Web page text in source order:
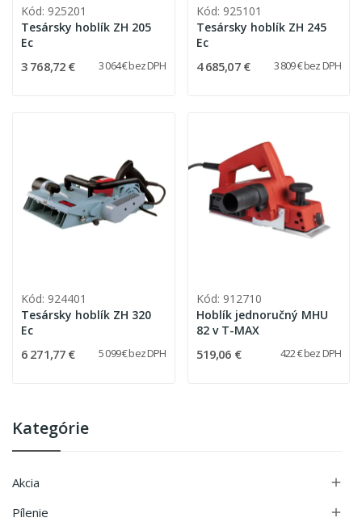
Kategórie
Akcia 
Pílenie 
Kód: 925201
Tesársky hoblík ZH 205
Ec
3 768,72 € 3 064 € bez DPH
Kód: 925101
Tesársky hoblík ZH 245
Ec
4 685,07 € 3 809 € bez DPH
Kód: 924401
Tesársky hoblík ZH 320
Ec
6 271,77 € 5 099 € bez DPH
Kód: 912710
Hoblík jednoručný MHU
82 v T-MAX
519,06 € 422 € bez DPH